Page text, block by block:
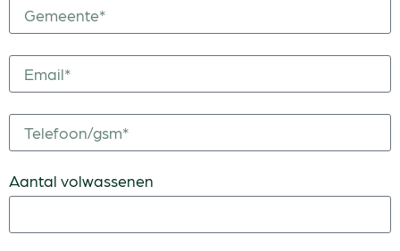
Aantal volwassenen